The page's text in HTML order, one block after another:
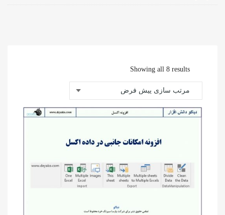
Showing all 8 results